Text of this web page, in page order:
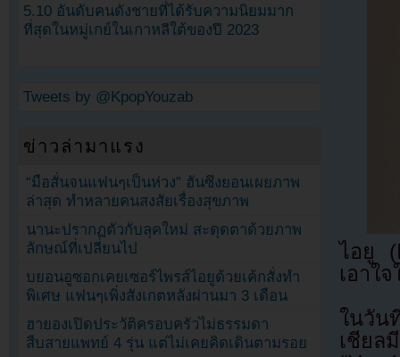
ไอยู
เอาใ
ในวัน
เชียล
5.10 อันดับคนดังชายที่ได้รับความนิยมมาก
ที่สุดในหมู่เกย์ในเกาหลีใต้ของปี 2023
Tweets by @KpopYouzab
ข่าวล่ามาแรง
“มือสั่นจนแฟนๆเป็นห่วง” ฮันซึงยอนเผยภาพ
ล่าสุด ทำหลายคนสงสัยเรื่องสุขภาพ
นานะปรากฏตัวกับลุคใหม่ สะดุดตาด้วยภาพ
ลักษณ์ที่เปลี่ยนไป
บยอนอูซอกเคยเซอร์ไพรส์ไอยูด้วยเค้กสั่งทำ
พิเศษ แฟนๆเพิ่งสังเกตหลังผ่านมา 3 เดือน
ฮายองเปิดประวัติครอบครัวไม่ธรรมดา
สืบสายแพทย์ 4 รุ่น แต่ไม่เคยคิดเดินตามรอย